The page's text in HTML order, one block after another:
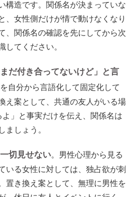
構造です。関係名が決まっていな
、女性側だけが情で動けなくなり
、関係名の確認を先にしてから次
してください。
だ付き合ってないけど」と言
自分から言語化して固定化して
え案として、共通の友人がいる場
」と事実だけを伝え、関係名は
ましょう。
切見せない。男性心理から見る
いる女性に対しては、独占欲が刺
置き換え案として、無理に男性を